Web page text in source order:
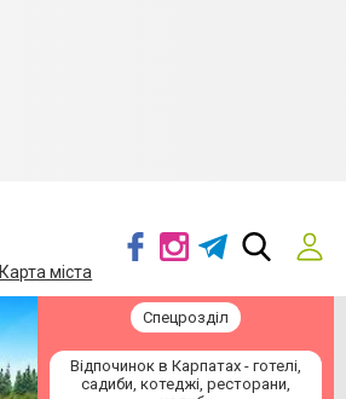
Карта міста
Спецрозділ
Відпочинок в Карпатах - готелі,
садиби, котеджі, ресторани,